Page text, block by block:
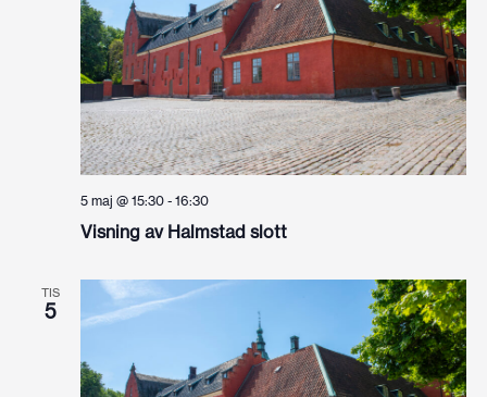
Visning av Halmstad slott
5 maj @ 15:30- 16:30
TIS
5